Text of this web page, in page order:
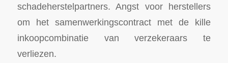
schadeherstelpartners. Angst voor herstellers
om het samenwerkingscontract met de kille
inkoopcombinatie van verzekeraars te
verliezen.